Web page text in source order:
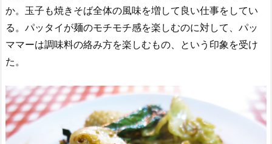
か。玉子も焼きそば全体の風味を増して良い仕事をしてい
る。パッタイが麺のモチモチ感を楽しむのに対して、パッ
ママーは調味料の絡み方を楽しむもの、という印象を受け
た。